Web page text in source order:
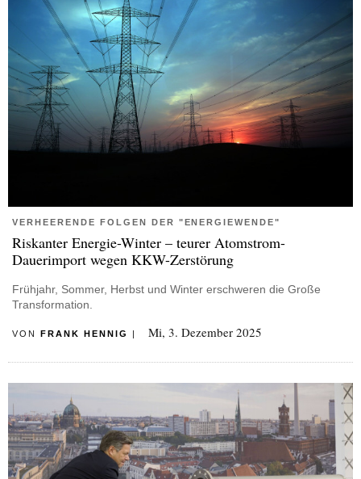
VERHEERENDE FOLGEN DER "ENERGIEWENDE"
Riskanter Energie-Winter – teurer Atomstrom-
Dauerimport wegen KKW-Zerstörung
Frühjahr, Sommer, Herbst und Winter erschweren die Große
Transformation.
VON FRANK HENNIG | Mi, 3. Dezember 2025